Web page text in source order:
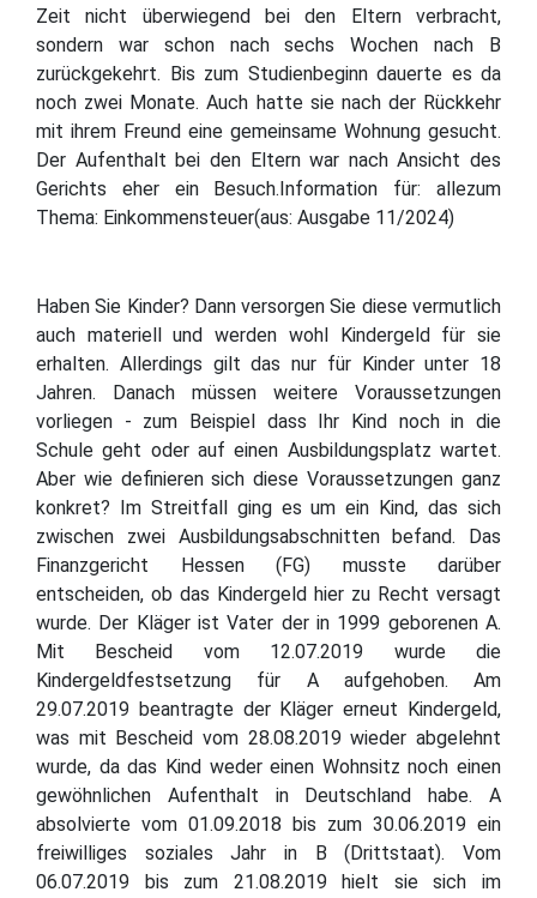
Zeit nicht überwiegend bei den Eltern verbracht,
sondern war schon nach sechs Wochen nach B
zurückgekehrt. Bis zum Studienbeginn dauerte es da
noch zwei Monate. Auch hatte sie nach der Rückkehr
mit ihrem Freund eine gemeinsame Wohnung gesucht.
Der Aufenthalt bei den Eltern war nach Ansicht des
Gerichts eher ein Besuch.Information für: allezum
Thema: Einkommensteuer(aus: Ausgabe 11/2024)
Haben Sie Kinder? Dann versorgen Sie diese vermutlich
auch materiell und werden wohl Kindergeld für sie
erhalten. Allerdings gilt das nur für Kinder unter 18
Jahren. Danach müssen weitere Voraussetzungen
vorliegen - zum Beispiel dass Ihr Kind noch in die
Schule geht oder auf einen Ausbildungsplatz wartet.
Aber wie definieren sich diese Voraussetzungen ganz
konkret? Im Streitfall ging es um ein Kind, das sich
zwischen zwei Ausbildungsabschnitten befand. Das
Finanzgericht Hessen (FG) musste darüber
entscheiden, ob das Kindergeld hier zu Recht versagt
wurde. Der Kläger ist Vater der in 1999 geborenen A.
Mit Bescheid vom 12.07.2019 wurde die
Kindergeldfestsetzung für A aufgehoben. Am
29.07.2019 beantragte der Kläger erneut Kindergeld,
was mit Bescheid vom 28.08.2019 wieder abgelehnt
wurde, da das Kind weder einen Wohnsitz noch einen
gewöhnlichen Aufenthalt in Deutschland habe. A
absolvierte vom 01.09.2018 bis zum 30.06.2019 ein
freiwilliges soziales Jahr in B (Drittstaat). Vom
06.07.2019 bis zum 21.08.2019 hielt sie sich im